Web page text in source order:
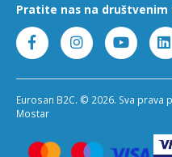
Pratite nas na društvenim
Eurosan B2C. © 2026. Sva prava
Mostar